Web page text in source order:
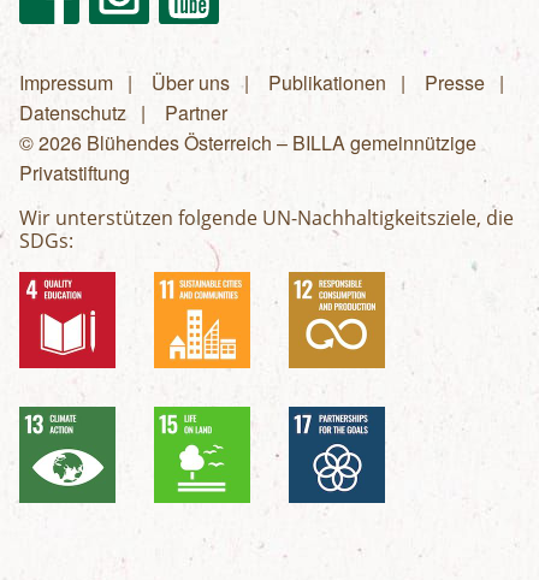
Fußzeilenmenü
Impressum Über uns Publikationen
Presse
Datenschutz
Partner
© 2026 Blühendes Österreich – BILLA gemeinnützige
Privatstiftung
Wir unterstützen folgende UN-Nachhaltigkeitsziele, die
SDGs: